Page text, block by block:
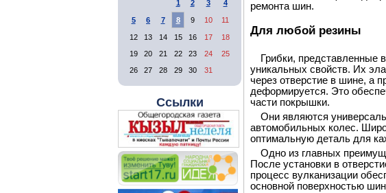
1
2 3 4
5 6 7 8 9 10 11
12 13 14 15 16 17
18
19
20 21 22 23 24
25
26
27 28 29 30 31
Ссылки
ремонта шин.
Для любой резины
Грибки, представленные
уникальных свойств. Их
через отверстие в шине, а
деформируется. Это
части покрышки.
Они являются
автомобильных колес.
оптимальную деталь для
Одно из главных
После установки в
процесс вулканизации
основной поверхностью